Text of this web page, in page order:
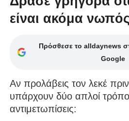
είναι ακόμα νωπός
Πρόσθεσε το alldaynews
Google
Αν προλάβεις τον λεκέ
υπάρχουν δύο απλοί
αντιμετωπίσεις: